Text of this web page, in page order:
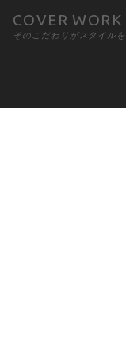
COVER
そのこだわりがスタイルを